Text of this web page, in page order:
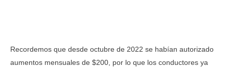
Recordemos que desde octubre de 2022 se habían autorizado
aumentos mensuales de $200, por lo que los conductores ya